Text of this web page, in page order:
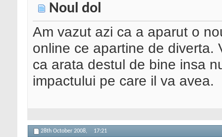
Noul dol
Am vazut azi ca a aparut o
online ce apartine de diverta.
ca arata destul de bine insa
impactului pe care il va avea.
28th October 2008, 17:21